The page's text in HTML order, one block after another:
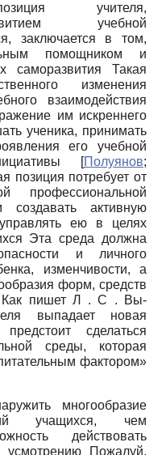
учителя,
учебной
заключается в том,
помощником и
саморазвития Такая
изменения
взаимодействия
им искреннего
ученика, принимать
его учебной
[Полуянов;
позиция потребует от
профессиональной
активную
ею в целях
Эта среда должна
и личного
изменчивости, а
форм, средств
пишет Л . С . Вы­
выпадает новая
сделаться
среды, которая
фактором»
многообразие
учащихся, чем
действовать
усмотрению Пожалуй,